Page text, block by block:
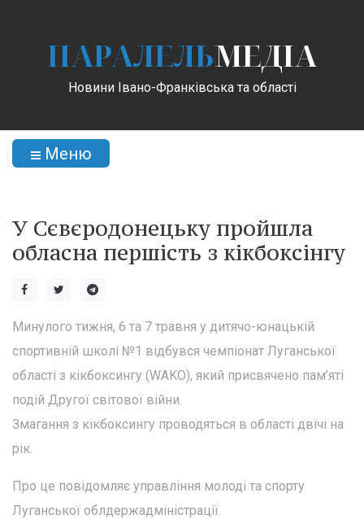
ПАРАЛЕЛЬМЕДІА
Новини Івано-Франківська та області
Меню
У Сєвєродонецьку пройшла
обласна першість з кікбоксінгу
Минулого тижня, 6 та 7 травня у дитячо-юнацькій
спортивній школі №1 відбувся чемпіонат Луганської
області з кікбоксингу (WAKO), який присвячено пам’яті
подій Другої світової війни.
Змагання з кікбоксингу проводяться в області двічі на
рік.
Про це повідомляє управління молоді та спорту
Луганської облдержадміністрації.